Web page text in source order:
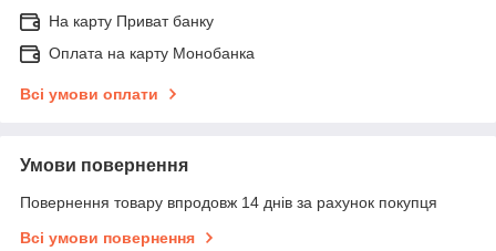
На карту Приват банку
Оплата на карту Монобанка
Всі умови оплати
Умови повернення
Повернення товару впродовж 14 днів за рахунок покупця
Всі умови повернення